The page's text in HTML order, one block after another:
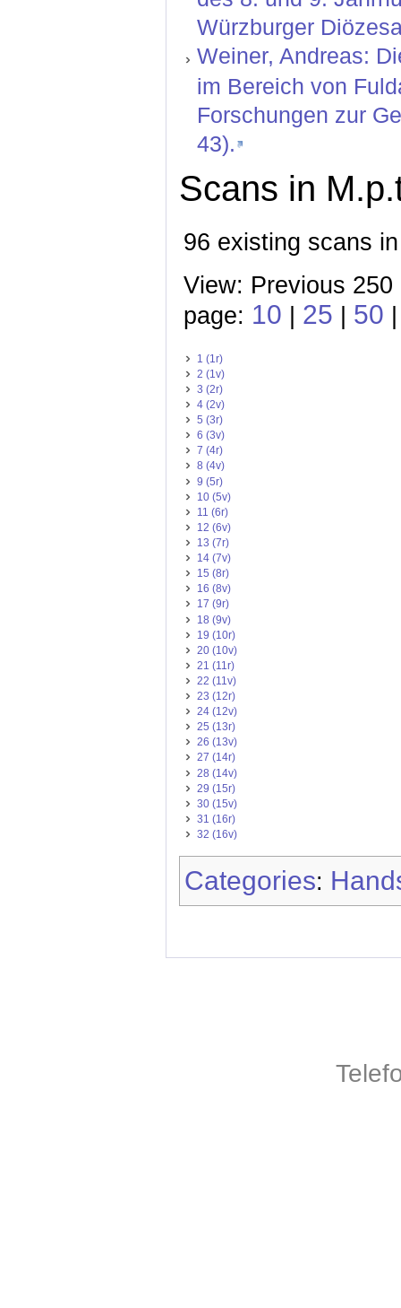
Würzburger
Weiner, Andreas:
im Bereich von
Forschungen zur
43).
Scans in
96 existing scans
View: Previous
page: 10 25 50
1 (1r)
2 (1v)
3 (2r)
4 (2v)
5 (3r)
6 (3v)
7 (4r)
8 (4v)
9 (5r)
10 (5v)
11 (6r)
12 (6v)
13 (7r)
14 (7v)
15 (8r)
16 (8v)
17 (9r)
18 (9v)
19 (10r)
20 (10v)
21 (11r)
22 (11v)
23 (12r)
24 (12v)
25 (13r)
26 (13v)
27 (14r)
28 (14v)
29 (15r)
30 (15v)
31 (16r)
32 (16v)
Categories: